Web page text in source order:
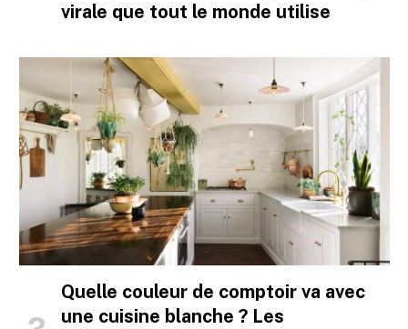
virale que tout le monde utilise
Quelle couleur de comptoir va avec
une cuisine blanche ? Les